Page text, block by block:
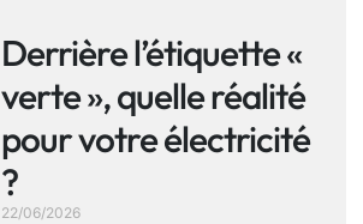
Derrière l’étiquette «
verte », quelle réalité
pour votre électricité
?
22/06/2026